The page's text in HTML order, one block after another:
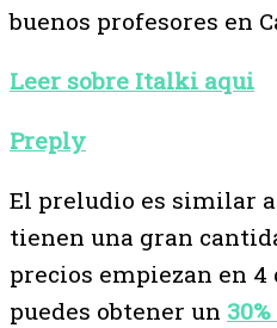
buenos profesores en
Leer sobre Italki aqui
Preply
El preludio es similar
tienen una gran
precios empiezan en
puedes obtener un